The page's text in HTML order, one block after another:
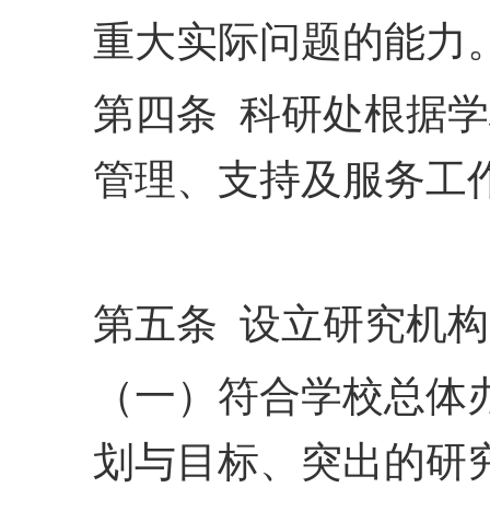
重大实际问题的能力
第四条 科研处根据
管理、支持及服务工
第五条 设立研究机
（一）符合学校总
划与目标、突出的研